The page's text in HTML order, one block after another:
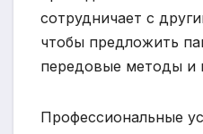
сотрудничает с
чтобы предложить
передовые методы и
Профессиональные